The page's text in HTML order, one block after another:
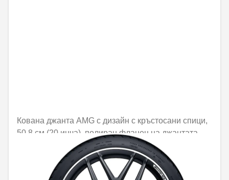
Кована джанта AMG с дизайн с кръстосани спици,
50,8 см (20 инча), полиран фланец на джантата
Не е налично онлайн
2498,82 € / 4887,27 лв.